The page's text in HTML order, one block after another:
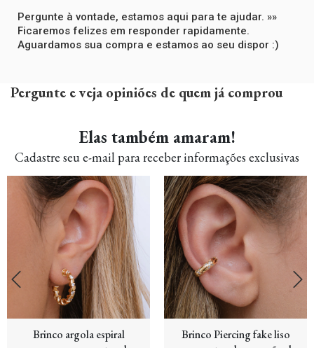
Pergunte à vontade, estamos aqui para te ajudar. »»
Ficaremos felizes em responder rapidamente.
Aguardamos sua compra e estamos ao seu dispor :)
Pergunte e veja opiniões de quem já comprou
Elas também amaram!
Cadastre seu e-mail para receber informações exclusivas
Brinco argola espiral
Brinco Piercing fake liso